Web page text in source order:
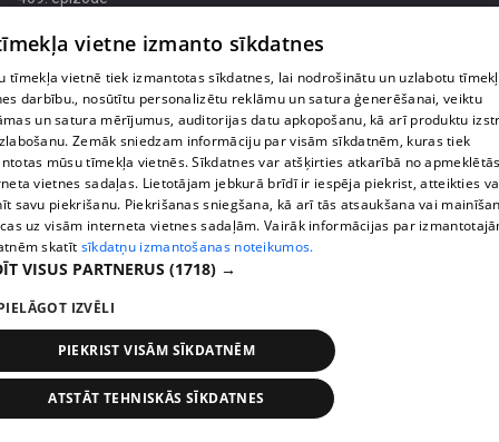
punktos to krietni mazāk
409. epizode
vietne izmanto sīkdatnes
tīmekļa vietnē tiek izmantotas sīkdatnes, lai nodrošinātu un uzlabotu
darbību., nosūtītu personalizētu reklāmu un satura ģenerēšanai, veiktu
un satura mērījumus, auditorijas datu apkopošanu, kā arī produktu
Zemāk sniedzam informāciju par visām sīkdatnēm, kuras tiek
mūsu tīmekļa vietnēs. Sīkdatnes var atšķirties atkarībā no
vietnes sadaļas. Lietotājam jebkurā brīdī ir iespēja piekrist, atteikties
savu piekrišanu. Piekrišanas sniegšana, kā arī tās atsaukšana vai
uz visām interneta vietnes sadaļām. Vairāk informācijas par
skatīt sīkdatņu izmantošanas noteikumos.
VISUS PARTNERUS (1718) →
IZVĒLI
PIEKRIST VISĀM SĪKDATNĒM
ATSTĀT TEHNISKĀS SĪKDATNES